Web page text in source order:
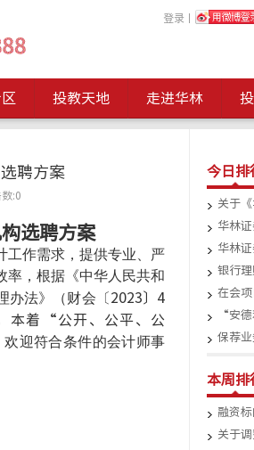
登录
投教天地 走进华林
聘方案
数:0
选聘方案
工作需求，提供专业、严
率，根据《中华人民共和
办法》（财会〔 2023〕4
本着“公开、公平、公
迎符合条件的会计师事
今日排
关于
华林
华林
银行
在会
“安
保荐
本周排
融资
关于